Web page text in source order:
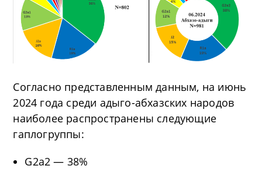
Согласно представленным данным, на июнь
2024 года среди адыго-абхазских народов
наиболее распространены следующие
гаплогруппы:
G2a2 — 38%